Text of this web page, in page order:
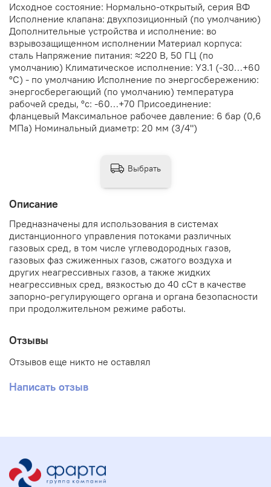
Исходное состояние: Нормально-открытый, серия ВФ
Исполнение клапана: двухпозиционный (по умолчанию)
Дополнительные устройства и исполнение: во
взрывозащищенном исполнении Материал корпуса:
сталь Напряжение питания: ≈220 В, 50 ГЦ (по
умолчанию) Климатическое исполнение: У3.1 (-30…+60
°С) - по умолчанию Исполнение по энергосбережению:
энергосберегающий (по умолчанию) температура
рабочей среды, °с: -60…+70 Присоединение:
фланцевый Максимальное рабочее давление: 6 бар (0,6
МПа) Номинальный диаметр: 20 мм (3/4")
Описание
Предназначены для использования в системах
дистанционного управления потоками различных
газовых сред, в том числе углеводородных газов,
газовых фаз сжиженных газов, сжатого воздуха и
других неагрессивных газов, а также жидких
неагрессивных сред, вязкостью до 40 сСт в качестве
запорно-регулирующего органа и органа безопасности
при продолжительном режиме работы.
Отзывы
Отзывов еще никто не оставлял
Написать отзыв
Выбрать